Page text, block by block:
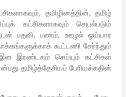
தமிழினத்தின், தமிழ்
கட்சிகளாகவும் செயல்படும்
பதவி, பணம், ஊழல் ஒய்யார
கூட்டணி சேர்ந்தும்
இன இரண்டகம் செய்யும் கட்சிகள்
தமிழ்த்தேசியப் பேரியக்கதின்